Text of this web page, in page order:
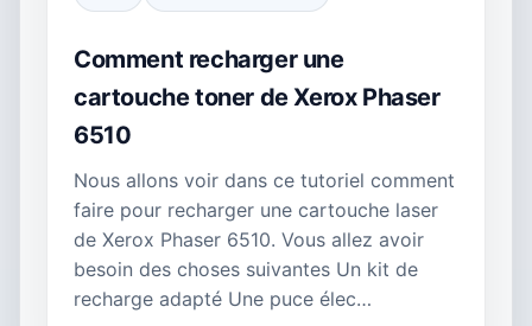
Comment recharger une
cartouche toner de Xerox Phaser
6510
Nous allons voir dans ce tutoriel comment
faire pour recharger une cartouche laser
de Xerox Phaser 6510. Vous allez avoir
besoin des choses suivantes Un kit de
recharge adapté Une puce élec…